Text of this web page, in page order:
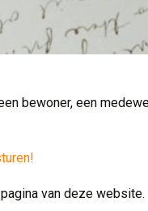
bewoner, een
van deze website.